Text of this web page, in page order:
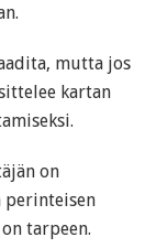
mutta jos
kartan
on
perinteisen
tarpeen.